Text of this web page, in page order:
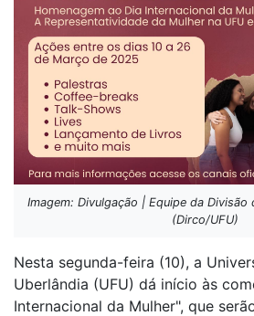
Imagem: Divulgação | Equipe da Divisão
(Dirco/UFU)
Nesta segunda-feira (10), a
Uberlândia (UFU) dá início às
Internacional da Mulher", que